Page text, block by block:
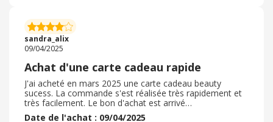
Noël. Le service client est globalement réactif. Le site
web est pratique, bien que parfois lent. Une référence
fiable dans l’univers beauté. je valide
sandra_alix
09/04/2025
Achat d'une carte cadeau rapide
J'ai acheté en mars 2025 une carte cadeau beauty
sucess. La commande s'est réalisée très rapidement et
très facilement. Le bon d'achat est arrivé
instantanément sur mon application. J'ai pu l'utiliser le
Date de l'achat : 09/04/2025